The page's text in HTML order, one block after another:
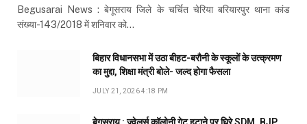
Begusarai News : बेगूसराय जिले के चर्चित चेरिया बरियारपुर थाना कांड
संख्या-143/2018 में शनिवार को…
बिहार विधानसभा में उठा बीहट-बरौनी के स्कूलों के उत्क्रमण
का मुद्दा, शिक्षा मंत्री बोले- जल्द होगा फैसला
JULY 21, 2026 4:18 PM
बेगूसराय : ज्वेलर्स कॉलोनी गेट हटाने पर घिरे SDM, BJP